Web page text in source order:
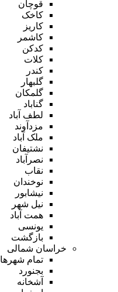
قوچان
کاخک
کاریز
کاشمر
کدکن
کلات
کندر
گلبهار
گلمکان
گناباد
لطف آباد
مزدآوند
ملک آباد
نشتیفان
نصرآباد
نقاب
نوخندان
نیشابور
نیل شهر
همت آباد
یونسی
بازگشت
خراسان شمالی
تمام شهر‌ها
بجنورد
آشخانه